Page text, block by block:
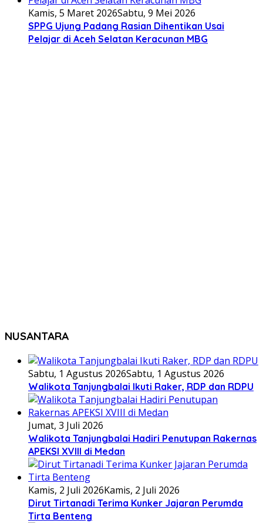
Kamis, 5 Maret 2026Sabtu, 9 Mei 2026
SPPG Ujung Padang Rasian Dihentikan Usai
Pelajar di Aceh Selatan Keracunan MBG
NUSANTARA
Sabtu, 1 Agustus 2026Sabtu, 1 Agustus 2026
Walikota Tanjungbalai Ikuti Raker, RDP dan RDPU
Jumat, 3 Juli 2026
Walikota Tanjungbalai Hadiri Penutupan Rakernas
APEKSI XVIII di Medan
Kamis, 2 Juli 2026Kamis, 2 Juli 2026
Dirut Tirtanadi Terima Kunker Jajaran Perumda
Tirta Benteng